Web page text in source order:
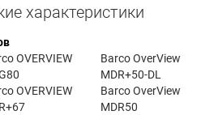
характеристики
OVERVIEW
OVERVIEW
Barco OverView
MDR+50-DL
Barco OverView
MDR50